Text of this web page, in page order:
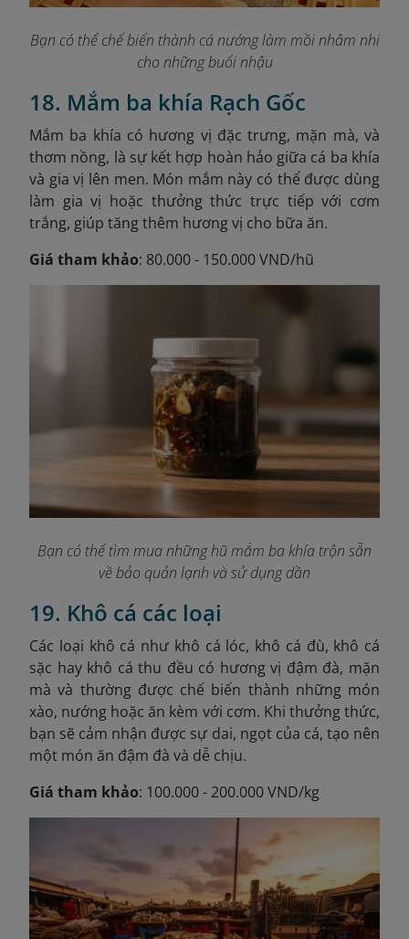
Bạn có thể chế biến thành cá nướng làm mồi nhâm nhi
cho những buổi nhậu
18. Mắm ba khía Rạch Gốc
Mắm ba khía có hương vị đặc trưng, mặn mà, và
thơm nồng, là sự kết hợp hoàn hảo giữa cá ba khía
và gia vị lên men. Món mắm này có thể được dùng
làm gia vị hoặc thưởng thức trực tiếp với cơm
trắng, giúp tăng thêm hương vị cho bữa ăn.
Giá tham khảo: 80.000 - 150.000 VND/hũ
Bạn có thể tìm mua những hũ mắm ba khía trộn sẵn
về bảo quản lạnh và sử dụng dần
19. Khô cá các loại
Các loại khô cá như khô cá lóc, khô cá đù, khô cá
sặc hay khô cá thu đều có hương vị đậm đà, mặn
mà và thường được chế biến thành những món
xào, nướng hoặc ăn kèm với cơm. Khi thưởng thức,
bạn sẽ cảm nhận được sự dai, ngọt của cá, tạo nên
một món ăn đậm đà và dễ chịu.
Giá tham khảo: 100.000 - 200.000 VND/kg